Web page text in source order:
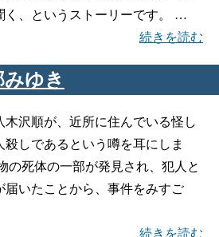
く、というストーリーです。 …
続きを読む
ゆき
沢順が、近所に住んでいる怪し
しであるという噂を耳にしま
の死体の一部が発見され、犯人と
届いたことから、事件をみすご
続きを読む